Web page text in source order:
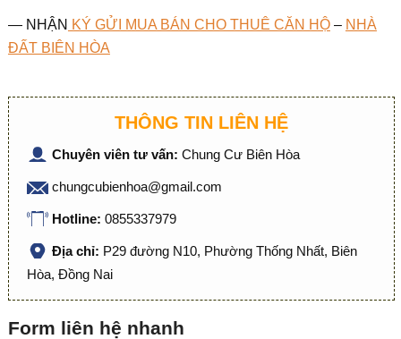
— NHẬN KÝ GỬI MUA BÁN CHO THUÊ CĂN HỘ– NHÀ
ĐẤT BIÊN HÒA
THÔNG TIN LIÊN HỆ
Chuyên viên tư vấn: Chung Cư Biên Hòa
chungcubienhoa@gmail.com
Hotline: 0855337979
Địa chỉ: P29 đường N10, Phường Thống Nhất, Biên
Hòa, Đồng Nai
Form liên hệ nhanh